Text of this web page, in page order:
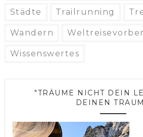
Städte Trailrunning
Wandern
Wissenswertes
"TRÄUME NICHT DEIN
DEINEN